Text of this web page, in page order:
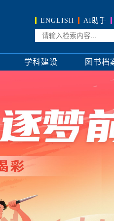
ENGLISH AI助手
学科建设 图书档